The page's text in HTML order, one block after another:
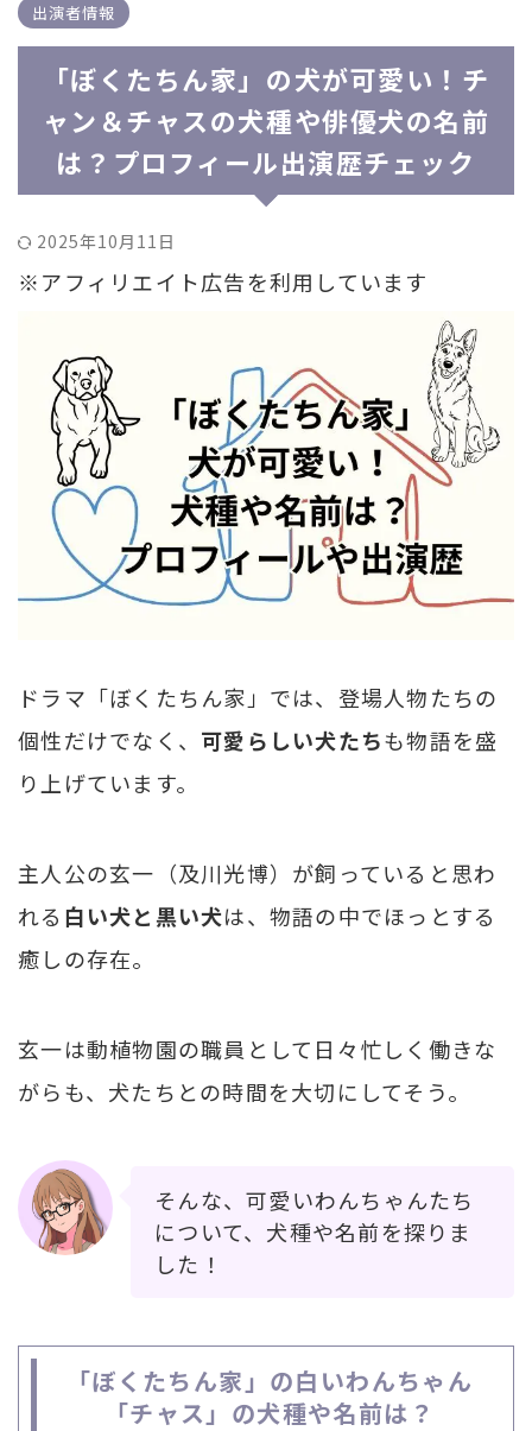
出演者情報
「ぼくたちん家」の犬が可愛い！チ
ャン＆チャスの犬種や俳優犬の名前
は？プロフィール出演歴チェック
2025年10月11日
※アフィリエイト広告を利用しています
ドラマ「ぼくたちん家」では、登場人物たちの
個性だけでなく、 可愛らしい犬たちも物語を盛
り上げています。
主人公の玄一（及川光博）が飼っていると思わ
れる 白い犬と黒い犬は、物語の中でほっとする
癒しの存在。
玄一は動植物園の職員として日々忙しく働きな
がらも、犬たちとの時間を大切にしてそう。
そんな、可愛いわんちゃんたち
について、犬種や名前を探りま
した！
「ぼくたちん家」の白いわんちゃん
「チャス」の犬種や名前は？